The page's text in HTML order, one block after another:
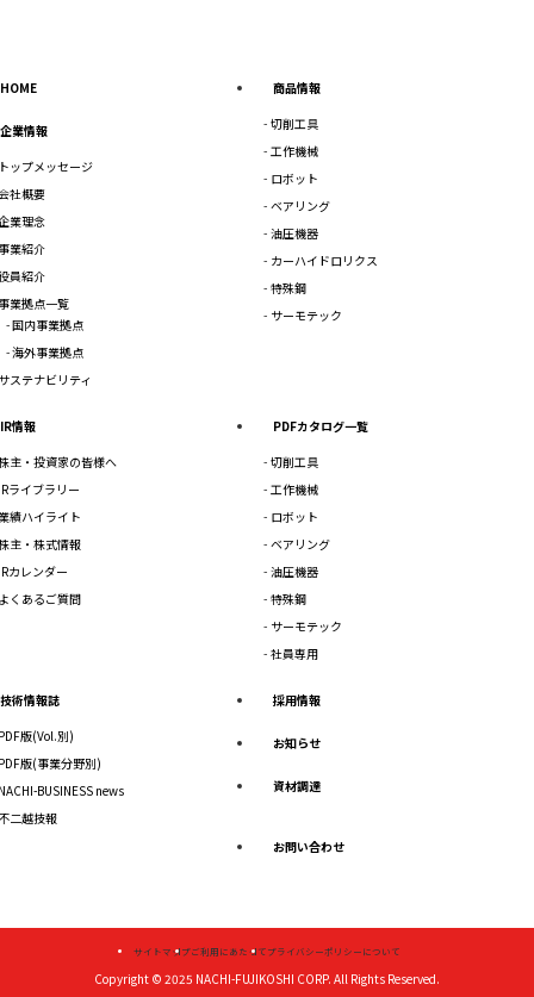
HOME
企業情報
ップメッセージ
社概要
業理念
業紹介
員紹介
業拠点一覧
国内事業拠点
海外事業拠点
ステナビリティ
商品情報
切削工具
工作機械
ロボット
ベアリング
油圧機器
カーハイドロリクス
特殊鋼
サーモテック
IR情報
主・投資家の皆様へ
ライブラリー
績ハイライト
主・株式情報
カレンダー
くあるご質問
PDFカタログ一覧
切削工具
工作機械
ロボット
ベアリング
油圧機器
特殊鋼
サーモテック
社員専用
技術情報誌
版(Vol.別)
版(事業分野別)
BUSINESS news
二越技報
採用情報
お知らせ
資材調達
お問い合わせ
サイトマップご利用にあたってプライバシーポリシーについて
Copyright © 2025 NACHI-FUJIKOSHI CORP. All Rights Reserved.